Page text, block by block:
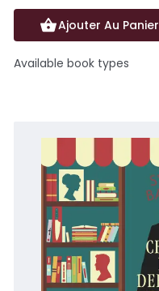
Ajouter Au Panier
Available book types